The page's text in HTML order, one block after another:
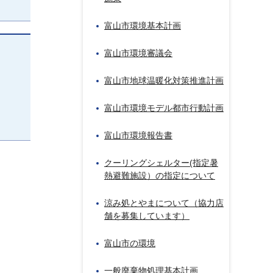
富山市環境基本計画
富山市環境審議会
富山市地球温暖化対策推進計画
富山市環境モデル都市行動計画
富山市環境報告書
クーリングシェルター(指定暑
熱避難施設）の指定について
涼み処とやまについて（協力店
舗を募集しています）
富山市の環境
一般廃棄物処理基本計画